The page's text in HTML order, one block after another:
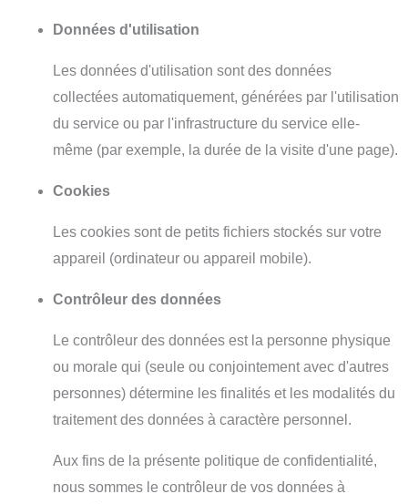
Données d'utilisation
Les données d'utilisation sont des données
collectées automatiquement, générées par l'utilisation
du service ou par l'infrastructure du service elle-
même (par exemple, la durée de la visite d'une page).
Cookies
Les cookies sont de petits fichiers stockés sur votre
appareil (ordinateur ou appareil mobile).
Contrôleur des données
Le contrôleur des données est la personne physique
ou morale qui (seule ou conjointement avec d'autres
personnes) détermine les finalités et les modalités du
traitement des données à caractère personnel.
Aux fins de la présente politique de confidentialité,
nous sommes le contrôleur de vos données à